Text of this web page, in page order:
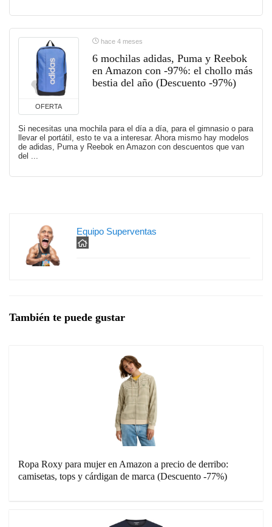
OFERTA
hace 4 meses
6 mochilas adidas, Puma y Reebok
en Amazon con -97%: el chollo más
bestia del año (Descuento -97%)
Si necesitas una mochila para el día a día, para el gimnasio o para
llevar el portátil, esto te va a interesar. Ahora mismo hay modelos
de adidas, Puma y Reebok en Amazon con descuentos que van
del ...
Equipo Superventas
También te puede gustar
Ropa Roxy para mujer en Amazon a precio de derribo:
camisetas, tops y cárdigan de marca (Descuento -77%)